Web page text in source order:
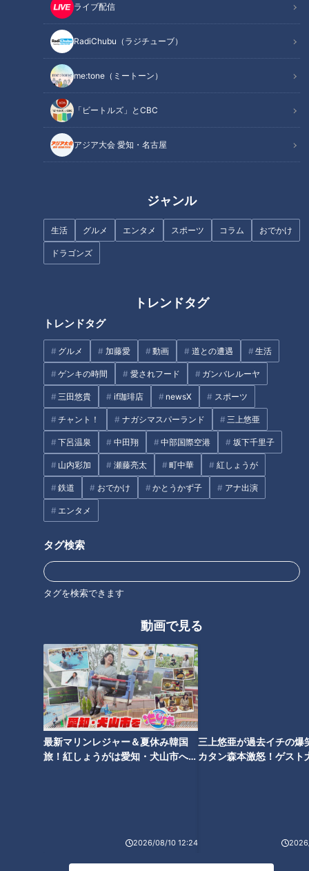
ライブ配信
RadiChubu（ラジチューブ）
me:tone（ミートーン）
「ビートルズ」とCBC
アジア大会 愛知・名古屋
ジャンル
生活 グルメ エンタメ スポーツ コラム おでかけ
ドラゴンズ
トレンドタグ
トレンドタグ
グルメ 加藤愛 動画 道との遭遇 生活
ゲンキの時間 愛されフード ガンバレルーヤ
三田悠貴 if珈琲店 newsX スポーツ
チャント！ ナガシマスパーランド 三上悠亜
下呂温泉 中田翔 中部国際空港 坂下千里子
山内彩加 瀬藤亮太 町中華 紅しょうが
鉄道 おでかけ かとうかず子 アナ出演
エンタメ
タグ検索
タグを検索できます
動画で見る
最新マリンレジャー＆夏休み韓国
旅！紅しょうがは愛知・犬山市へ
2026/08/10 12:24
三上悠亜が過去イチの爆
カタン森本激怒！ゲスト
西和賀町にある「錦秋湖（きんしゅうこ）」には、2022年11
月に完成したばかりの「仮橋」が架かっています。橋脚や鉄骨
がむき出し状態のままですが、仮とは思えないほどしっかりし
2021年5月に発生した宮城県沖地震で地滑りが起き、この近く
にある国道107号が通行止に。そのため、1年半かけて迂回す
るための仮橋が造られました。現在は新たな国道107号として
山の中にトンネルを建設中。
画像：CBCテレビ『道との遭遇』
2026年にトンネルが完成し開通すると、仮橋の役割が終わ
一度に3世代の橋が見られる！「祭畤大橋」